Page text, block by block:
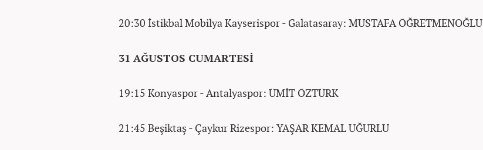
20:30 İstikbal Mobilya Kayserispor - Galatasaray: MUSTAFA ÖĞRETMENOĞLU
31 AĞUSTOS CUMARTESİ
19:15 Konyaspor - Antalyaspor: ÜMİT ÖZTÜRK
21:45 Beşiktaş - Çaykur Rizespor: YAŞAR KEMAL UĞURLU